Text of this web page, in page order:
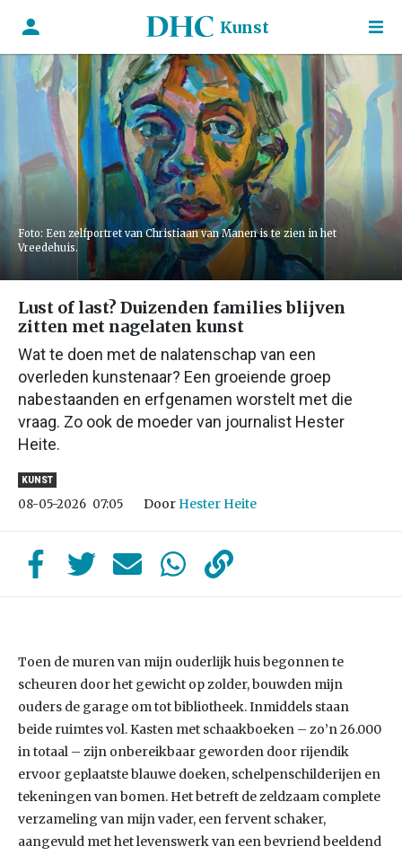
Kunst
Foto: Een zelfportret van Christiaan van Manen is te zien in het
Vreedehuis.
Lust of last? Duizenden families blijven
zitten met nagelaten kunst
Wat te doen met de nalatenschap van een
overleden kunstenaar? Een groeiende groep
nabestaanden en erfgenamen worstelt met die
vraag. Zo ook de moeder van journalist Hester
Heite.
KUNST
08-05-2026 07:05 Door Hester Heite
Toen de muren van mijn ouderlijk huis begonnen te
scheuren door het gewicht op zolder, bouwden mijn
ouders de garage om tot bibliotheek. Inmiddels staan
beide ruimtes vol. Kasten met schaakboeken – zo’n 26.000
in totaal – zijn onbereikbaar geworden door rijendik
ervoor geplaatste blauwe doeken, schelpenschilderijen en
tekeningen van bomen. Het betreft de zeldzaam complete
verzameling van mijn vader, een fervent schaker,
aangevuld met het levenswerk van een bevriend beeldend